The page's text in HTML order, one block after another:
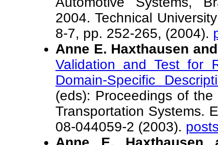
2004. Technical
8-7, pp. 252-265, (2004).
Anne E. Haxthausen
Validation and Test for
Domain-Specific
(eds): Proceedings of
Transportation Systems.
08-044059-2 (2003).